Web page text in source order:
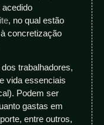
acedido
, no qual estão
concretização
trabalhadores,
vida essenciais
Podem ser
gastas em
entre outros,